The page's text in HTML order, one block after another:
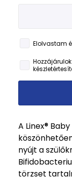
Elolvastam
A Linex®
nyújt a
törzset